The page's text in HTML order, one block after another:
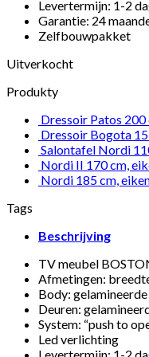
Levertermijn: 1-2
Garantie: 24
Zelfbouwpakket
Uitverkocht
Produkty
Dressoir Patos
Dressoir Bogota
Salontafel Nordi
Nordi II 170 cm,
Nordi 185 cm,
Tags
Beschrijving
TV meubel
Afmetingen:
Body:
Deuren:
System: “push to
Led verlichting